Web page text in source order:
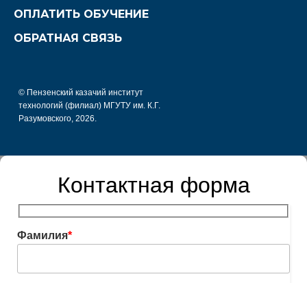
ОПЛАТИТЬ ОБУЧЕНИЕ
ОБРАТНАЯ СВЯЗЬ
© Пензенский казачий институт
технологий (филиал) МГУТУ им. К.Г.
Разумовского, 2026.
Контактная форма
Фамилия*